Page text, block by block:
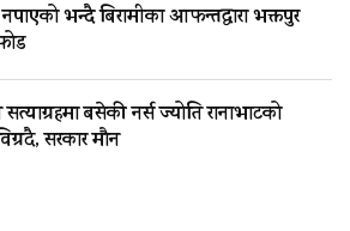
भन्दै बिरामीका आफन्तद्वारा भक्तपुर
बसेकी नर्स ज्योति रानाभाटको
सरकार मौन